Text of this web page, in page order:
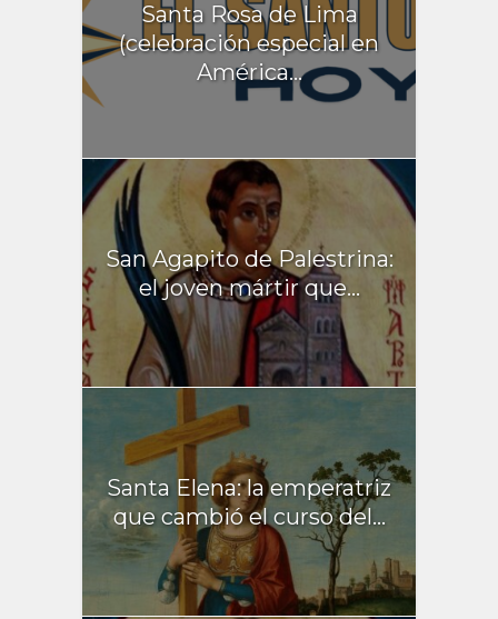
Santa Rosa de Lima
(celebración especial en
América...
San Agapito de Palestrina:
el joven mártir que...
Santa Elena: la emperatriz
que cambió el curso del...